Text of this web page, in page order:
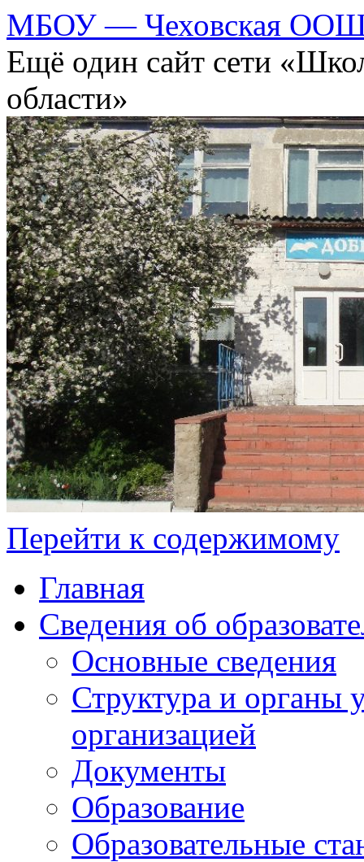
МБОУ — Чеховская ООШ
Ещё один сайт сети
области»
Перейти к содержимому
Главная
Сведения об
Основные сведения
Структура и органы
организацией
Документы
Образование
Образовательные